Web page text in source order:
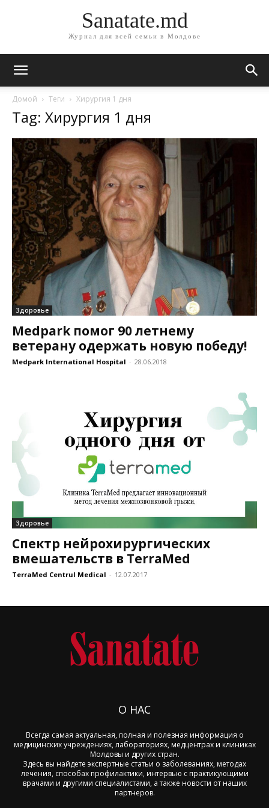
Sanatate.md
Журнал для всей семьи в Молдове
Домой Теги Хирургия 1 дня
Tag: Хирургия 1 дня
Здоровье
Medpark помог 90 летнему
ветерану одержать новую победу!
Medpark International Hospital - 28.06.2018
Здоровье
Спектр нейрохирургических
вмешательств в TerraMed
TerraMed Centrul Medical - 12.07.2017
О НАС
Всегда самая актуальная, полная и полезная информация о
медицинских учреждениях, лабораториях, медцентрах и клиниках
Молдовы и других стран.
Здесь вы найдете экспертные статьи о заболеваниях, методах
лечения, способах профилактики, интервью с практикующими
врачами и другими специалистами, а также новости от наших
партнеров.